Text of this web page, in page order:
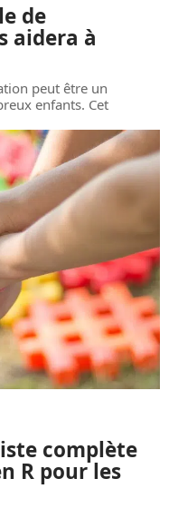
de
aidera à
peut être un
enfants. Cet
complète
R pour les